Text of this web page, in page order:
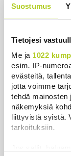
Suostumus
Tietojesi
Me ja 1022
esim. IP-
evästeitä,
jotta voimme
tehdä mainosten
näkemyksiä
liittyvistä syistä.
tarkoituksiin.
Uutiset | 8.8.2026
kehottaa
WSJ:
venäläinen
Uutiset | 8.8.2026
Sikarutto tuo
metsästyskausi